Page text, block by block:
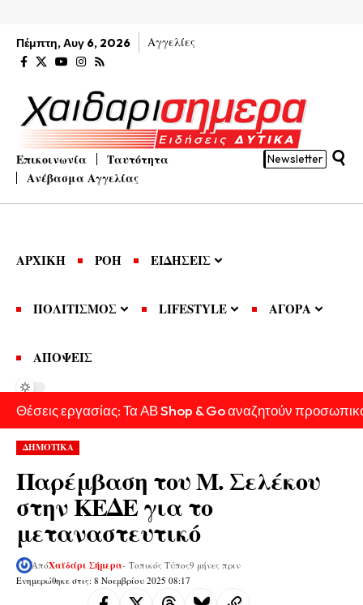
Πέμπτη, Αυγ 6, 2026 Αγγελίες
Επικοινωνία
Ταυτότητα
Ανέβασμα Αγγελίας
Newsletter
ΑΡΧΙΚΗ ΡΟΗ ΕΙΔΗΣΕΙΣ
ΠΟΛΙΤΙΣΜΟΣ LIFESTYLE ΑΓΟΡΑ
ΑΠΟΨΕΙΣ
Θέσεις εργασίας: Τα ΑΒ Shop & Go αναζητούν
ΔΗΜΟΤΙΚΑ
Παρέμβαση του Μ. Σελέκου
στην ΚΕΔΕ για το
μεταναστευτικό
Ενημερώθηκε στις: 8 Νοεμβρίου 2025 08:17
ΑπόΧαϊδάρι Σήμερα- Τοπικός Τύπος9 μήνες πριν